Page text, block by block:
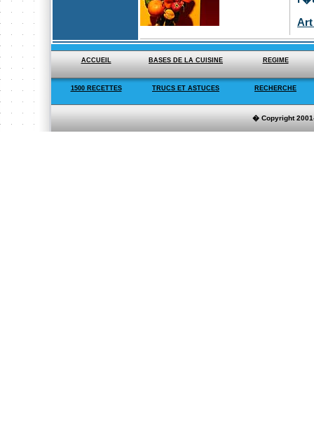
Art
ACCUEIL BASES DE LA CUISINE REGIME
1500 RECETTES TRUCS ET ASTUCES RECHERCHE
� Copyright